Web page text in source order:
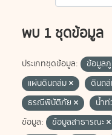
พบ 1 ชุดข้อมูล
ประเภทชุดข้อมูล: ข้อมูล
แผ่นดินถล่ม
ดินถ
ธรณีพิบัติภัย
น้ำ
ข้อมูล:
ข้อมูลสาธารณะ